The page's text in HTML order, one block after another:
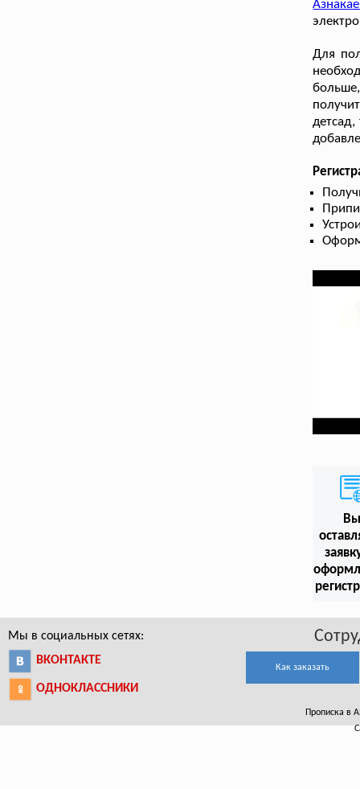
Для
Вы
Мы в социальных сетях:
ВКОНТАКТЕ
ОДНОКЛАССНИКИ
Как заказать
Прописка в